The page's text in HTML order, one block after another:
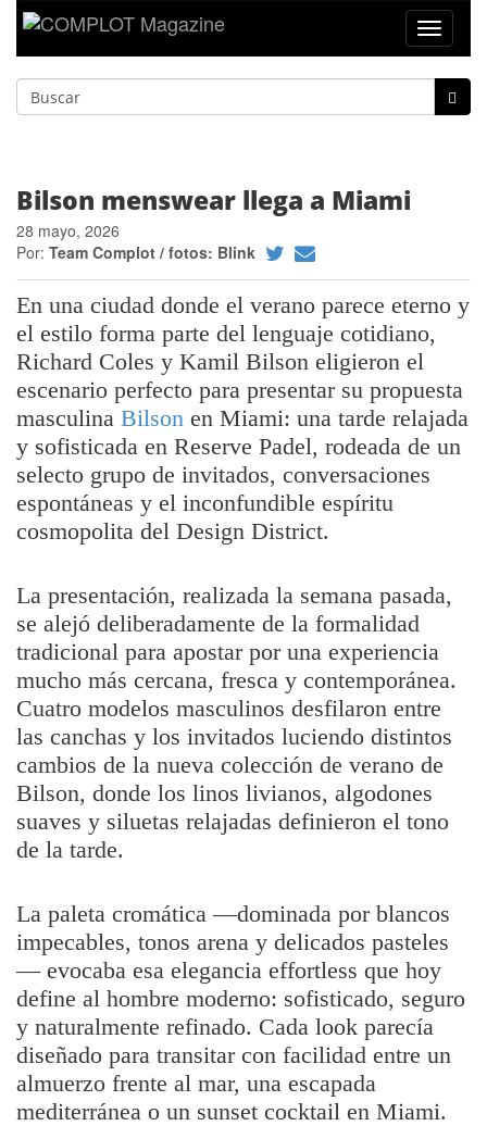
Toggle
Bilson menswear llega a Miami
28 mayo, 2026
Por: Team Complot / fotos: Blink
En una ciudad donde el verano parece eterno y
el estilo forma parte del lenguaje cotidiano,
Richard Coles y Kamil Bilson eligieron el
escenario perfecto para presentar su propuesta
masculina Bilson en Miami: una tarde relajada
y sofisticada en Reserve Padel, rodeada de un
selecto grupo de invitados, conversaciones
espontáneas y el inconfundible espíritu
cosmopolita del Design District.
La presentación, realizada la semana pasada,
se alejó deliberadamente de la formalidad
tradicional para apostar por una experiencia
mucho más cercana, fresca y contemporánea.
Cuatro modelos masculinos desfilaron entre
las canchas y los invitados luciendo distintos
cambios de la nueva colección de verano de
Bilson, donde los linos livianos, algodones
suaves y siluetas relajadas definieron el tono
de la tarde.
La paleta cromática —dominada por blancos
impecables, tonos arena y delicados pasteles
— evocaba esa elegancia effortless que hoy
define al hombre moderno: sofisticado, seguro
y naturalmente refinado. Cada look parecía
diseñado para transitar con facilidad entre un
almuerzo frente al mar, una escapada
mediterránea o un sunset cocktail en Miami.